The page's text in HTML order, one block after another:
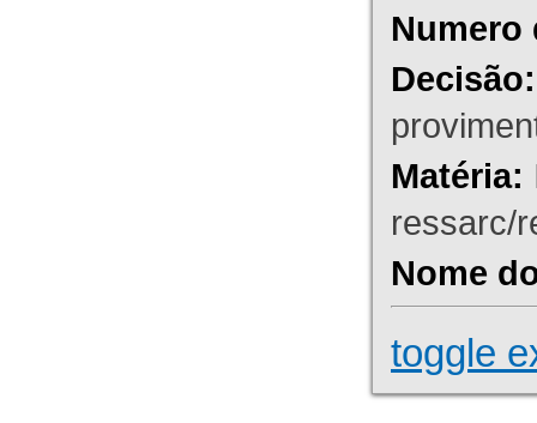
Numero
Decisão:
Matéria:
ressarc/
Nome
toggle